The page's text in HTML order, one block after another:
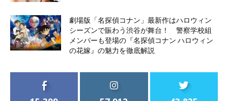
劇場版「名探偵コナン」最新作はハロウィン
シーズンで賑わう渋谷が舞台！ 警察学校組
メンバーも登場の『名探偵コナン ハロウィン
の花嫁』の魅力を徹底解説